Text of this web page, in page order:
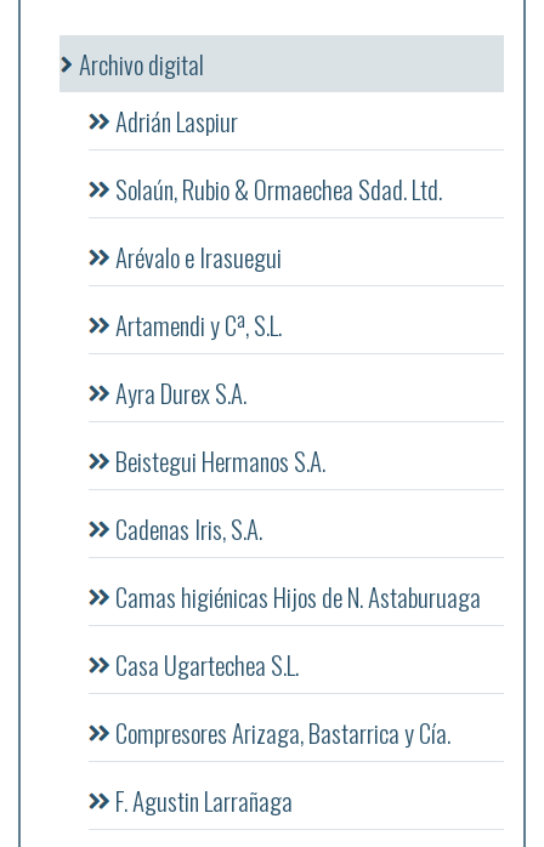
Archivo digital
Adrián Laspiur
Solaún, Rubio & Ormaechea Sdad. Ltd.
Arévalo e Irasuegui
Artamendi y Cª, S.L.
Ayra Durex S.A.
Beistegui Hermanos S.A.
Cadenas Iris, S.A.
Camas higiénicas Hijos de N. Astaburuaga
Casa Ugartechea S.L.
Compresores Arizaga, Bastarrica y Cía.
F. Agustin Larrañaga